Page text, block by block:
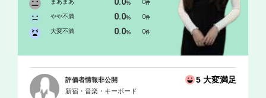
ロンズ、ヘンリ・シーグフリードソン、今川映美子、チェンバロ
を西山まりえの各氏に師事。 中学高等学校専修免許（音楽）取
得。
まあまあ 0.0% 0件
やや不満 0.0% 0件
大変不満 0.0% 0件
評価者情報非公開 5 大変満足
新宿・音楽・キーボード